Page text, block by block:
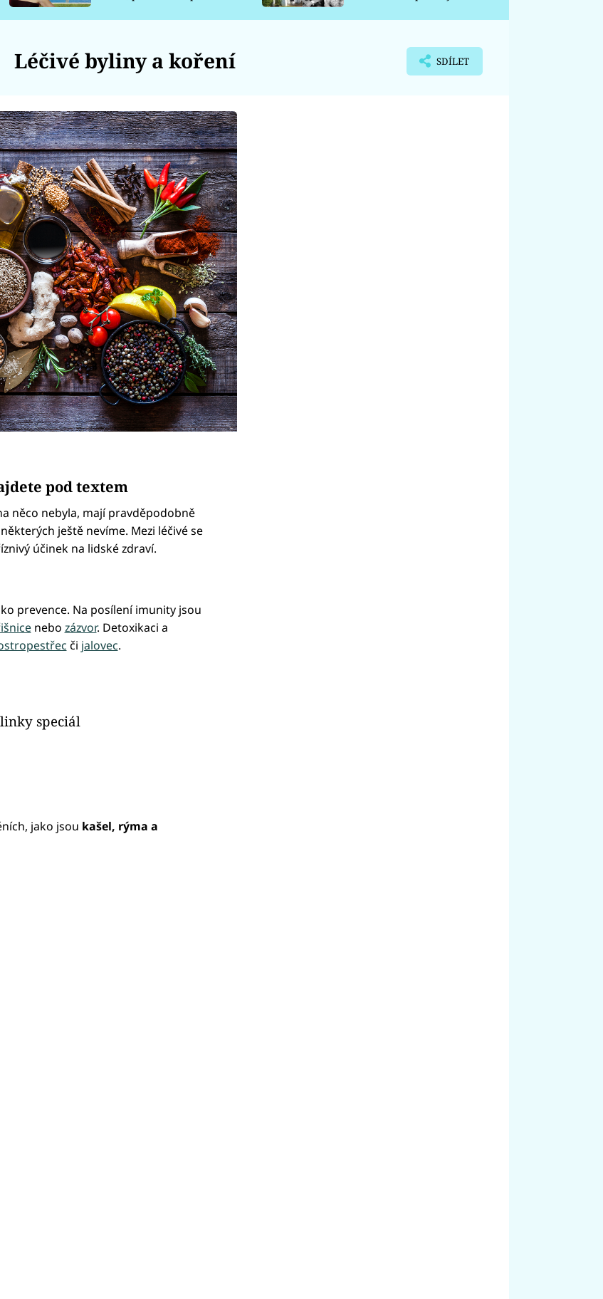
Léčivé byliny a koření SDÍLET
pod textem
něco nebyla, mají pravděpodobně
ještě nevíme. Mezi léčivé se
účinek na lidské zdraví.
prevence. Na posílení imunity jsou
nebo zázvor. Detoxikaci a
či jalovec.
speciál
jako jsou kašel, rýma a